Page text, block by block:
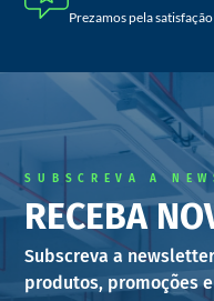
Prezamos pela
SUBSCREVA A
RECEBA
Subscreva a
produtos, promoções